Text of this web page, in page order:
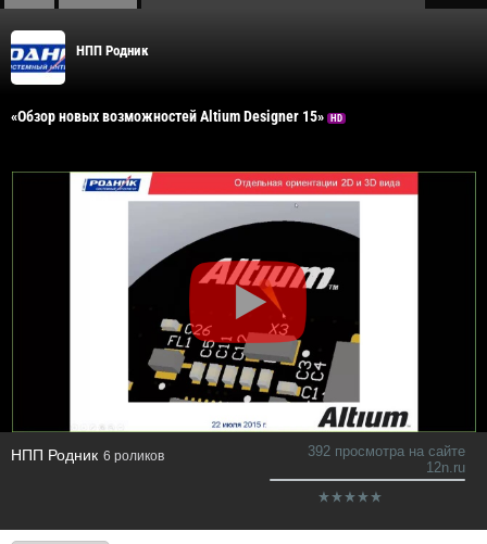
НПП Родник
«Обзор новых возможностей Altium Designer 15» HD
НПП Родник 6 роликов
392 просмотра на сайте
12n.ru